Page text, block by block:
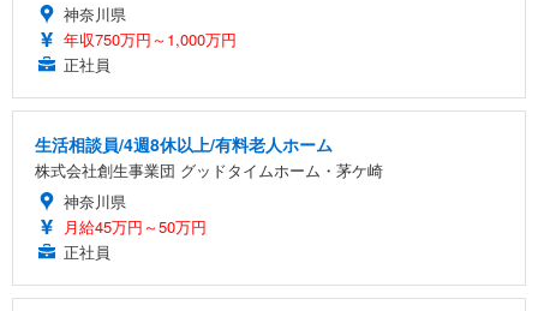
神奈川県
年収750万円～1,000万円
正社員
生活相談員/4週8休以上/有料老人ホーム
株式会社創生事業団 グッドタイムホーム・茅ケ崎
神奈川県
月給45万円～50万円
正社員